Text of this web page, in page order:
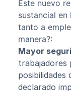
Este nuevo
sustancial
tanto a
manera?:
Mayor
trabajadores
posibilidades
declarado